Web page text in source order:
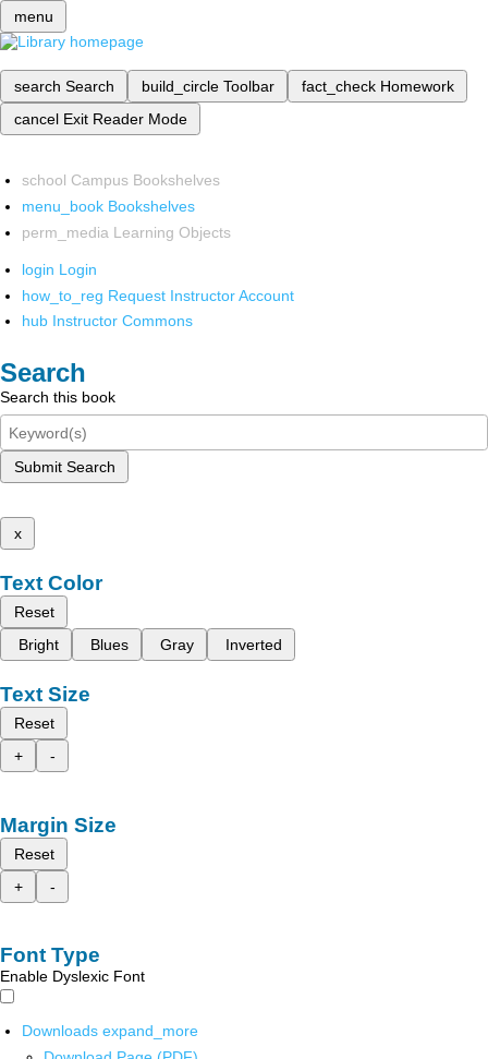
menu
search Search build_circle Toolbar fact_check Homework
cancel Exit Reader Mode
school Campus Bookshelves
menu_book Bookshelves
perm_media Learning Objects
login Login
how_to_reg Request Instructor Account
hub Instructor Commons
Search
Search this book
Submit Search
x
Text Color
Reset
Bright
Blues Gray Inverted
Text Size
Reset
+
-
Margin Size
Reset
+
-
Font Type
Enable Dyslexic Font
Downloads expand_more